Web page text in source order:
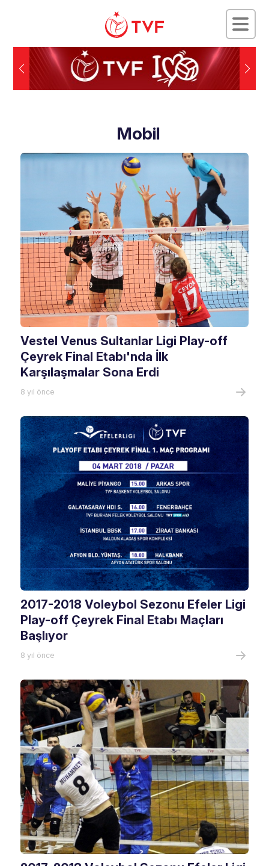
Mobil
Vestel Venus Sultanlar Ligi Play-off
Çeyrek Final Etabı'nda İlk
Karşılaşmalar Sona Erdi
8 yıl önce
2017-2018 Voleybol Sezonu Efeler Ligi
Play-off Çeyrek Final Etabı Maçları
Başlıyor
8 yıl önce